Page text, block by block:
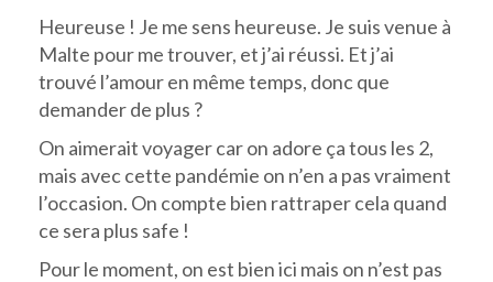
Heureuse ! Je me sens heureuse. Je suis venue à
Malte pour me trouver, et j’ai réussi. Et j’ai
trouvé l’amour en même temps, donc que
demander de plus ?
On aimerait voyager car on adore ça tous les 2,
mais avec cette pandémie on n’en a pas vraiment
l’occasion. On compte bien rattraper cela quand
ce sera plus safe !
Pour le moment, on est bien ici mais on n’est pas